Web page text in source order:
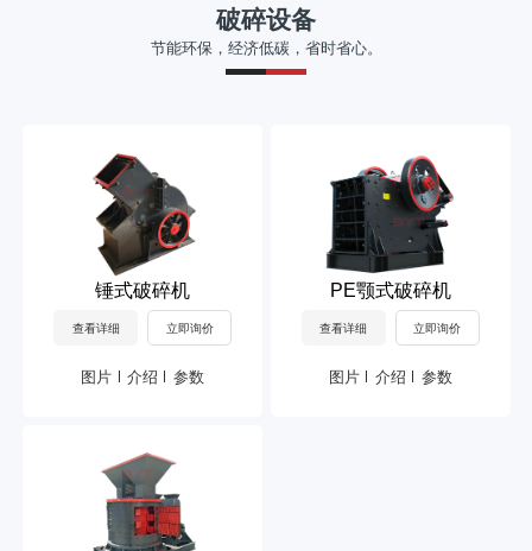
破碎设备
节能环保，经济低碳，省时省心。
锤式破碎机
查看详细 立即询价
图片 介绍 参数
PE颚式破碎机
查看详细 立即询价
图片 介绍 参数